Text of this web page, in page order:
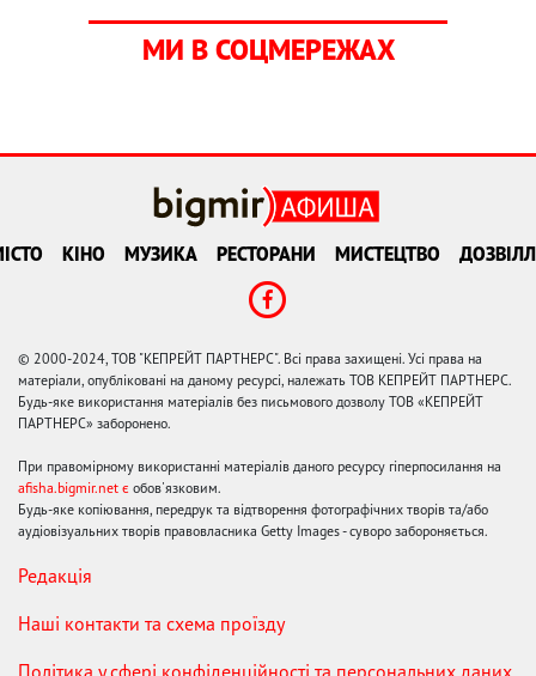
МИ В СОЦМЕРЕЖАХ
КІНО МУЗИКА РЕСТОРАНИ МИСТЕЦТВО
© 2000-2024, ТОВ "КЕПРЕЙТ ПАРТНЕРС". Всі права захищені. Усі права на
матеріали, опубліковані на даному ресурсі, належать ТОВ КЕПРЕЙТ ПАРТНЕРС.
Будь-яке використання матеріалів без письмового дозволу ТОВ «КЕПРЕЙТ
ПАРТНЕРС» заборонено.
При правомірному використанні матеріалів даного ресурсу гіперпосилання на
afisha.bigmir.net є обов'язковим.
Будь-яке копіювання, передрук та відтворення фотографічних творів та/або
аудіовізуальних творів правовласника Getty Images - суворо забороняється.
Редакція
Наші контакти та схема проїзду
Політика у сфері конфіденційності та персональних даних